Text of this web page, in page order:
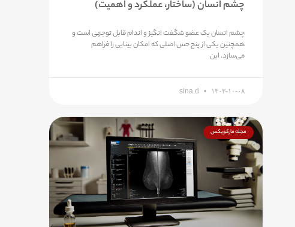
چشم انسان (ساختار، عملکرد و اهمیت)
چشم انسان یک عضو شگفت انگیز و اندام قابل توجهی است و
همچنین یکی از پنج حس اصلی که امکان بینایی را فراهم
می‌سازد. این
sina.d ۱۴۰۳-۱۰-۰۸
مجله مارکوپکس